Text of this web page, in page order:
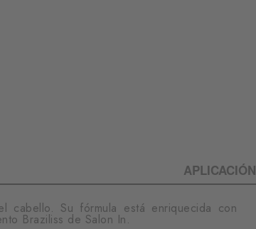
APLICACIÓN
cabello. Su fórmula está enriquecida con
Braziliss de Salon In.